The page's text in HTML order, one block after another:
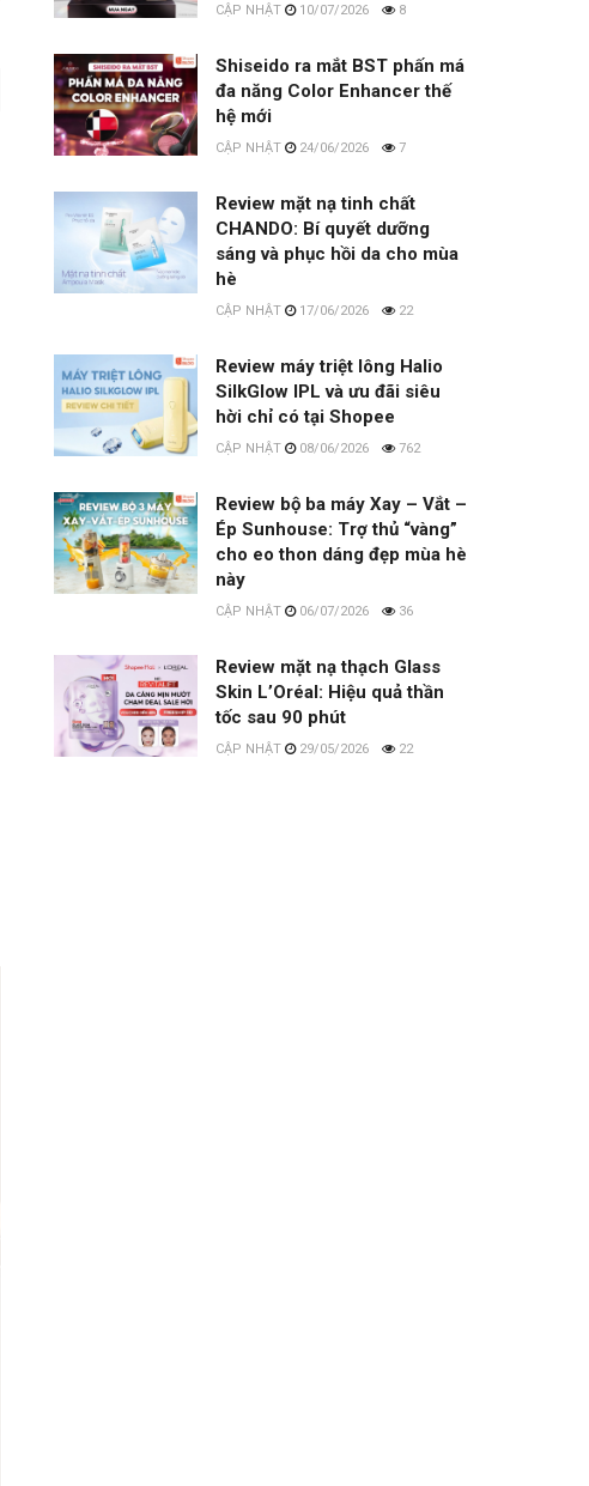
10/07/2026 8
Shiseido ra mắt BST phấn má
đa năng Color Enhancer thế
hệ mới
24/06/2026 7
Review mặt nạ tinh chất
CHANDO: Bí quyết dưỡng
sáng và phục hồi da cho mùa
hè
17/06/2026 22
Review máy triệt lông Halio
SilkGlow IPL và ưu đãi siêu
hời chỉ có tại Shopee
08/06/2026 762
Review bộ ba máy Xay – Vắt –
Ép Sunhouse: Trợ thủ “vàng”
cho eo thon dáng đẹp mùa hè
này
06/07/2026 36
Review mặt nạ thạch Glass
Skin L’Oréal: Hiệu quả thần
tốc sau 90 phút
29/05/2026 22